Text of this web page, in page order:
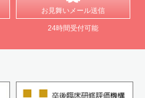
お見舞いメール送信
24時間受付可能